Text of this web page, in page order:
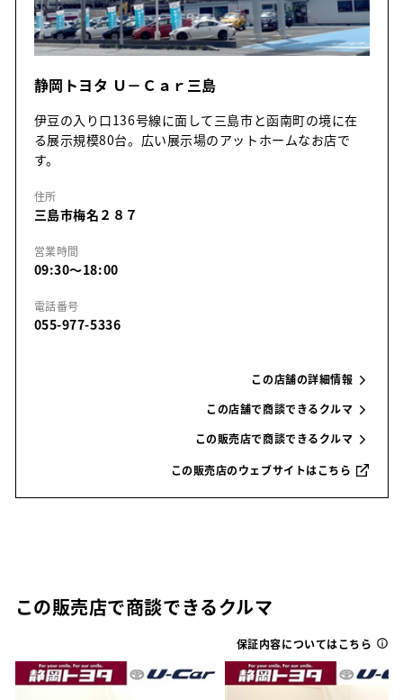
静岡トヨタ Ｕ－Ｃａｒ三島
伊豆の入り口136号線に面して三島市と函南町の境に在
る展示規模80台。広い展示場のアットホームなお店で
す。
住所
三島市梅名２８７
営業時間
09:30～18:00
電話番号
055-977-5336
この店舗の詳細情報
この店舗で商談できるクルマ
この販売店で商談できるクルマ
この販売店のウェブサイトはこちら
この販売店で商談できるクルマ
保証内容についてはこちら